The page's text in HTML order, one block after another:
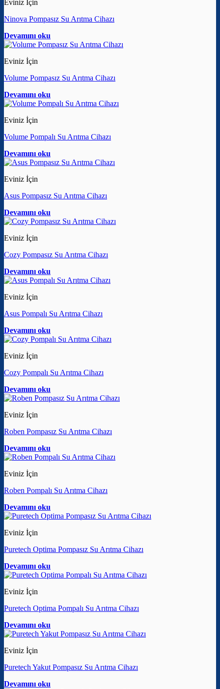
Eviniz İçin
Ninova Pompasız Su Arıtma Cihazı
Devamını oku
Eviniz İçin
Volume Pompasız Su Arıtma Cihazı
Devamını oku
Eviniz İçin
Volume Pompalı Su Arıtma Cihazı
Devamını oku
Eviniz İçin
Asus Pompasız Su Arıtma Cihazı
Devamını oku
Eviniz İçin
Cozy Pompasız Su Arıtma Cihazı
Devamını oku
Eviniz İçin
Asus Pompalı Su Arıtma Cihazı
Devamını oku
Eviniz İçin
Cozy Pompalı Su Arıtma Cihazı
Devamını oku
Eviniz İçin
Roben Pompasız Su Arıtma Cihazı
Devamını oku
Eviniz İçin
Roben Pompalı Su Arıtma Cihazı
Devamını oku
Eviniz İçin
Puretech Optima Pompasız Su Arıtma Cihazı
Devamını oku
Eviniz İçin
Puretech Optima Pompalı Su Arıtma Cihazı
Devamını oku
Eviniz İçin
Puretech Yakut Pompasız Su Arıtma Cihazı
Devamını oku